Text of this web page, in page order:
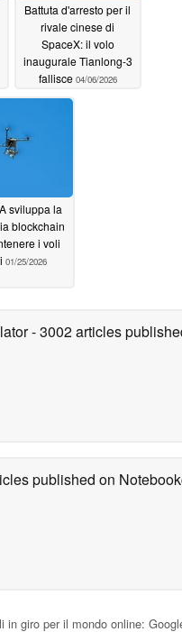
Battuta d'arresto per il
rivale cinese di
SpaceX: il volo
inaugurale Tianlong-3
fallisce 04/06/2026
sviluppa la
blockchain
i voli
01/25/2026
- 3002 articles
published on
in giro per il mondo online: